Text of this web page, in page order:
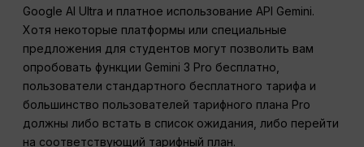
Google AI Ultra и платное использование API Gemini.
Хотя некоторые платформы или специальные
предложения для студентов могут позволить вам
опробовать функции Gemini 3 Pro бесплатно,
пользователи стандартного бесплатного тарифа и
большинство пользователей тарифного плана Pro
должны либо встать в список ожидания, либо перейти
на соответствующий тарифный план.